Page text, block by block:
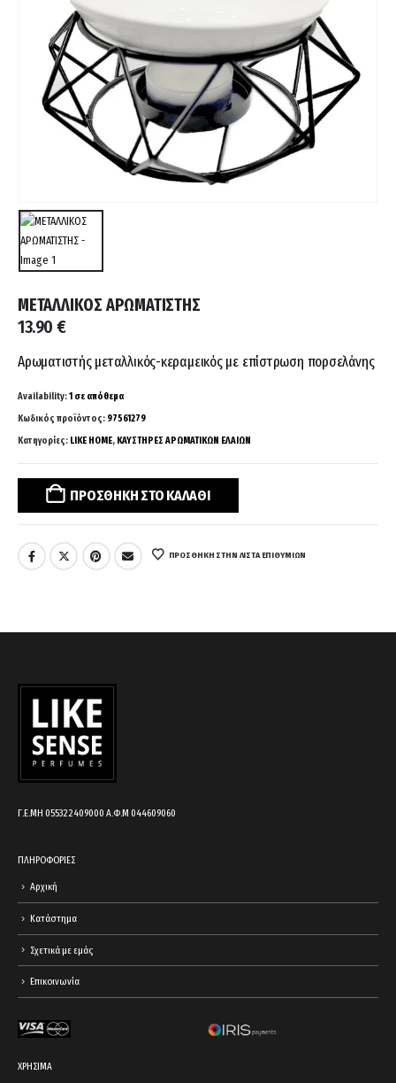
ΜΕΤΑΛΛΙΚΟΣ ΑΡΩΜΑΤΙΣΤΗΣ
13.90 €
Αρωματιστής μεταλλικός-κεραμεικός με επίστρωση πορσελάνης
Availability:1 σε απόθεμα
Κωδικός προϊόντος: 97561279
Κατηγορίες: LIKE HOME, ΚΑΥΣΤΗΡΕΣ ΑΡΩΜΑΤΙΚΩΝ ΕΛΑΙΩΝ
ΠΡΟΣΘΉΚΗ ΣΤΟ ΚΑΛΆΘΙ
ΠΡΌΣΘΉΚΗ ΣΤΗΝ ΛΊΣΤΑ ΕΠΙΘΥΜΙΏΝ
Γ.Ε.ΜΗ 055322409000 Α.Φ.Μ 044609060
ΠΛΗΡΟΦΟΡΙΕΣ
Αρχική
Κατάστημα
Σχετικά με εμάς
Επικοινωνία
ΧΡΗΣΙΜΑ